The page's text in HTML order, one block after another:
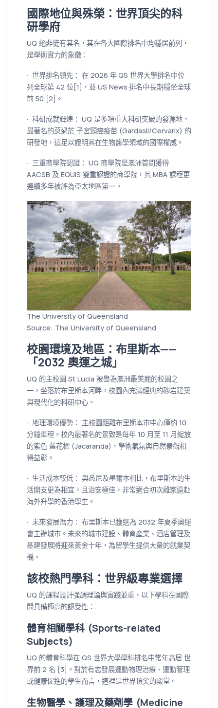
國際地位與殊榮：世界頂尖的科
研學府
UQ 絕非徒有其名，其在各大國際排名中均穩居前列，
是學術實力的象徵：
· 世界排名領先： 在 2026 年 QS 世界大學排名中位
列全球第 42 位[1]，並 US News 排名中長期穩坐全球
前 50 [2]。
· 科研成就輝煌： UQ 是多項重大科研突破的發源地，
最著名的莫過於 子宮頸癌疫苗 (Gardasil/Cervarix) 的
研發地，這足以證明其在生物醫學領域的國際權威。
· 三重商學院認證： UQ 商學院是澳洲首間獲得
AACSB 及 EQUIS 雙重認證的商學院，其 MBA 課程更
連續多年被評為亞太地區第一。
The University of Queensland
Source: The University of Queensland
校園環境及地區：布里斯本——
「2032 奧運之城」
UQ 的主校園 St Lucia 被譽為澳洲最美麗的校園之
一，坐落於布里斯本河畔，校園內充滿經典的砂岩建築
與現代化的科研中心。
· 地理環境優勢： 主校園距離布里斯本市中心僅約 10
分鐘車程。校內最著名的景致是每年 10 月至 11 月綻放
的紫色 藍花楹 (Jacaranda)，學術氣氛與自然景觀相
得益彰。
· 生活成本較低： 與悉尼及墨爾本相比，布里斯本的生
活開支更為相宜，且治安極佳，非常適合初次離家遠赴
海外升學的香港學生。
· 未來發展潛力： 布里斯本已獲選為 2032 年夏季奧運
會主辦城市。未來的城市建設、體育產業、酒店管理及
基建發展將迎來黃金十年，為留學生提供大量的就業契
機。
該校熱門學科：世界級專業選擇
UQ 的課程設計強調理論與實踐並重，以下學科在國際
間具備極高的認受性：
體育相關學科 (Sports-related
Subjects)
UQ 的體育科學在 QS 世界大學學科排名中常年高居 世
界前 2 名 [3]。對於有志發展運動物理治療、運動管理
或健康促進的學生而言，這裡是世界頂尖的殿堂。
生物醫學、護理及藥劑學 (Medicine